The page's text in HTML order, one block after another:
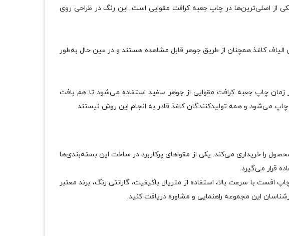
از اصلی‌ترین‌ها در چاپ جعبه کرافت مقوایی است. این رنگ در طراحی روی
این روش الیاف کاغذ همچنان از طریق جوهر قابل مشاهده هستند و در عین حال به‌طور
زمان چاپ جعبه کرافت مقوایی از جوهر سفید استفاده می‌شود تا هم بافت
می‌شود و همه تولیدکنندگان کاغذ قادر به انجام این روش نیستند.
را خریداری می‌کند. یکی از مقواهای پرکاربرد در ساخت این بسته‌بندی‌ها
قرار می‌گیرد.
با سرعت بالا، استفاده از متریال باکیفیت، گارانتی رنگ، برند معتبر
این مجموعه راهنمایی و مشاوره دریافت کنید.